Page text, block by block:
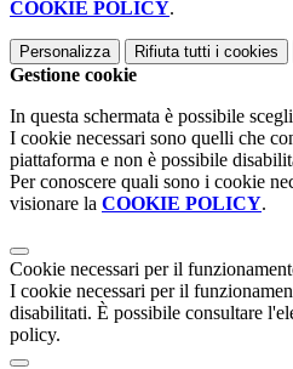
COOKIE POLICY.
Personalizza Rifiuta tutti i cookies
Gestione cookie
In questa schermata è possibile
I cookie necessari sono quelli che
piattaforma e non è possibile
Per conoscere quali sono i cookie
visionare la COOKIE POLICY.
Cookie necessari per il
I cookie necessari per il
disabilitati. È possibile consultare
policy.